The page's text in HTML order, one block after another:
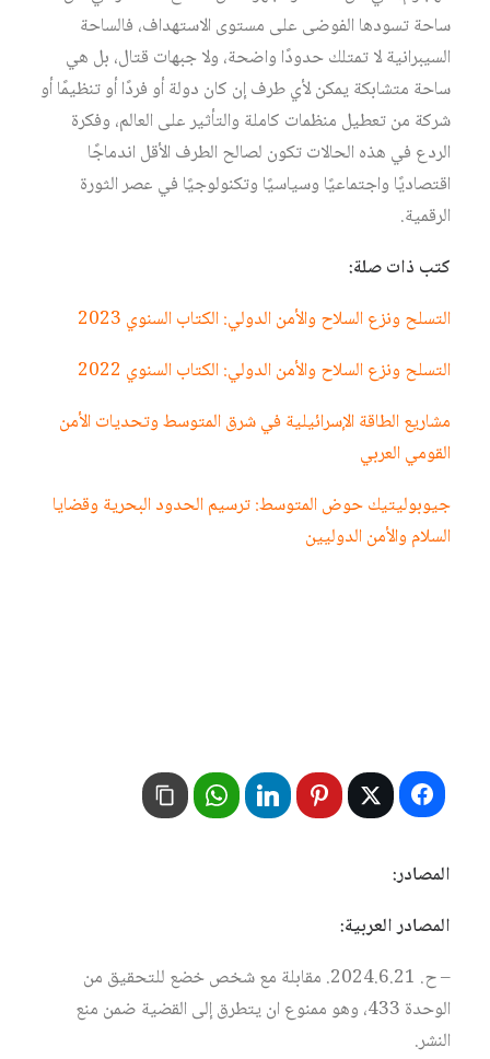
ساحة تسودها الفوضى على مستوى الاستهداف، فالساحة
السيبرانية لا تمتلك حدودًا واضحة، ولا جبهات قتال، بل هي
ساحة متشابكة يمكن لأي طرف إن كان دولة أو فردًا أو تنظيمًا أو
شركة من تعطيل منظمات كاملة والتأثير على العالم، وفكرة
الردع في هذه الحالات تكون لصالح الطرف الأقل اندماجًا
اقتصاديًا واجتماعيًا وسياسيًا وتكنولوجيًا في عصر الثورة
الرقمية.
كتب ذات صلة:
التسلح ونزع السلاح والأمن الدولي: الكتاب السنوي 2023
التسلح ونزع السلاح والأمن الدولي: الكتاب السنوي 2022
مشاريع الطاقة الإسرائيلية في شرق المتوسط وتحديات الأمن
القومي العربي
جيوبوليتيك حوض المتوسط: ترسيم الحدود البحرية وقضايا
السلام والأمن الدوليين
المصادر:
المصادر العربية:
– ح. 2024.6.21. مقابلة مع شخص خضع للتحقيق من
الوحدة 433، وهو ممنوع ان يتطرق إلى القضية ضمن منع
النشر.